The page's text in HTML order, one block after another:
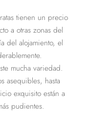
tienen un precio
a otras zonas del
del alojamiento, el
mucha variedad.
asequibles, hasta
exquisito están a
pudientes.